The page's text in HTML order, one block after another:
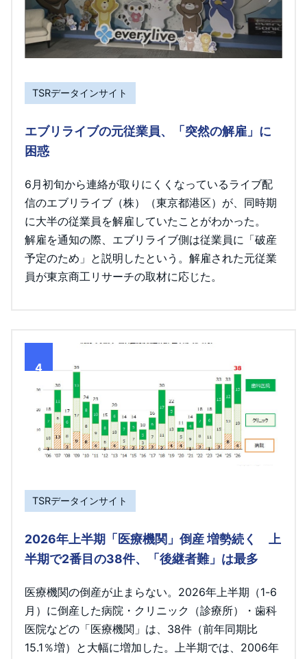
TSRデータインサイト
エブリライブの元従業員、「突然の解雇」に
困惑
6月初旬から連絡が取りにくくなっているライブ配
信のエブリライブ（株）（東京都港区）が、同時期
に大半の従業員を解雇していたことがわかった。
解雇を通知の際、エブリライブ側は従業員に「破産
予定のため」と説明したという。解雇された元従業
員が東京商工リサーチの取材に応じた。
4
TSRデータインサイト
2026年上半期「医療機関」倒産 増勢続く 上
半期で2番目の38件、「後継者難」は最多
医療機関の倒産が止まらない。2026年上半期（1-6
月）に倒産した病院・クリニック（診療所）・歯科
医院などの「医療機関」は、38件（前年同期比
15.1％増）と大幅に増加した。上半期では、2006年